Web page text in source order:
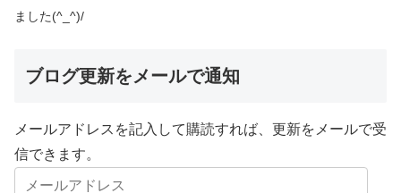
ました(^_^)/
ブログ更新をメールで通知
メールアドレスを記入して購読すれば、更新をメールで受
信できます。